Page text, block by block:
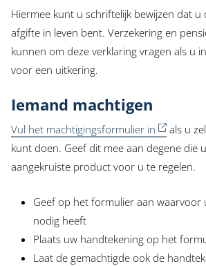
Hiermee kunt u schriftelijk bewijzen dat
afgifte in leven bent. Verzekering en
kunnen om deze verklaring vragen als u
voor een uitkering.
Iemand machtigen
Vul het machtigingsformulier in
als u
kunt doen. Geef dit mee aan degene die
aangekruiste product voor u te regelen.
Geef op het formulier aan waarvoor
nodig heeft
Plaats uw handtekening op het
Laat de gemachtigde ook de